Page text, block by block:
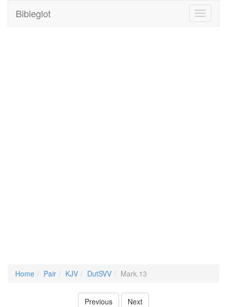
Toggle
Bibleglot
Home Pair KJV DutSVV Mark.13
Previous Next